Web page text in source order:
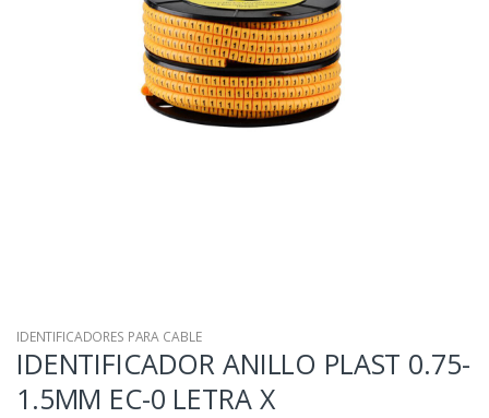
IDENTIFICADORES PARA CABLE
IDENTIFICADOR ANILLO PLAST 0.75-
1.5MM EC-0 LETRA X